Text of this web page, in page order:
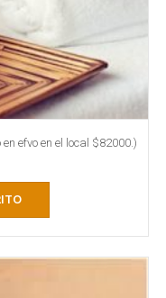
efvo en el local $82000.)